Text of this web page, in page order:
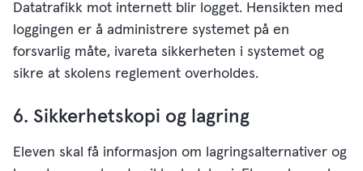
Datatrafikk mot internett blir logget. Hensikten med
loggingen er å administrere systemet på en
forsvarlig måte, ivareta sikkerheten i systemet og
sikre at skolens reglement overholdes.
6. Sikkerhetskopi og lagring
Eleven skal få informasjon om lagringsalternativer og